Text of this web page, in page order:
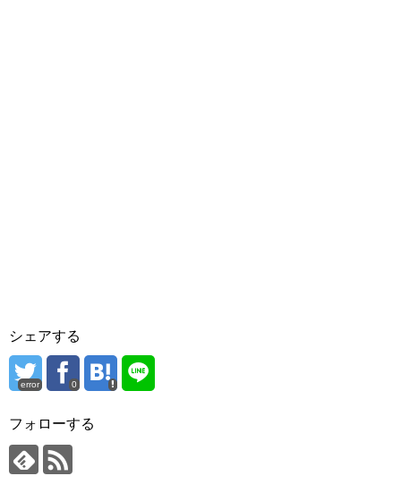
シェアする
error 0
フォローする